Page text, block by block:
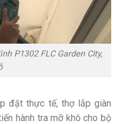
P1302 FLC Garden City,
đặt thực tế, thợ lắp giàn
hành tra mỡ khô cho bộ